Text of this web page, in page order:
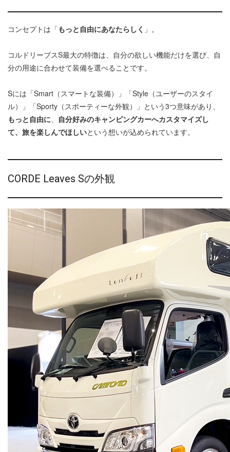
コンセプトは「もっと自由にあなたらしく 」。
コルドリーブスS最大の特徴は、自分の欲しい機能だけを選び、自
分の用途に合わせて装備を選べることです。
Sには「Smart（スマートな装備）」「Style（ユーザーのスタイ
ル）」「Sporty（スポーティーな外観）」という3つ意味があり、
もっと自由に、 自分好みのキャンピングカーへカスタマイズし
て、旅を楽しんでほしいという想いが込められています。
CORDE Leaves Sの外観